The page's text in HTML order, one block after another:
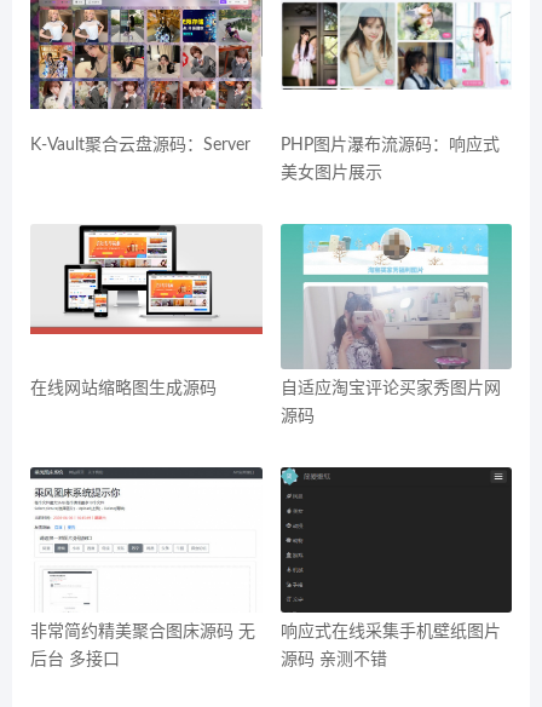
K-Vault聚合云盘源码：Server
PHP图片瀑布流源码：响应式
美女图片展示
在线网站缩略图生成源码
自适应淘宝评论买家秀图片网
源码
非常简约精美聚合图床源码 无
后台 多接口
响应式在线采集手机壁纸图片
源码 亲测不错